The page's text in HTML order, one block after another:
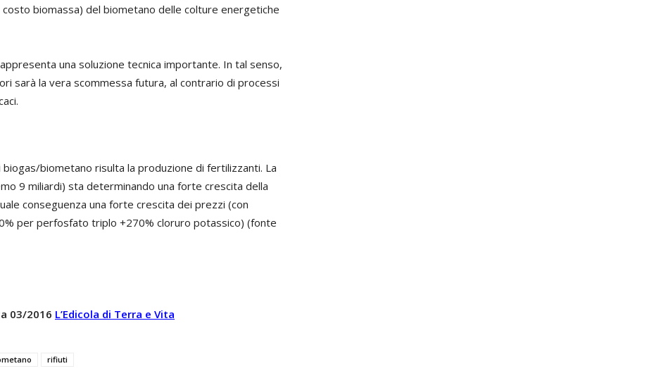
costo biomassa) del biometano delle colture energetiche
una soluzione tecnica importante. In tal senso,
sarà la vera scommessa futura, al contrario di processi
biometano risulta la produzione di fertilizzanti. La
9 miliardi) sta determinando una forte crescita della
conseguenza una forte crescita dei prezzi (con
per perfosfato triplo +270% cloruro potassico) (fonte
03/2016 L’Edicola di Terra e Vita
rifiuti